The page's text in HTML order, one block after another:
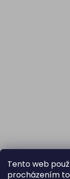
Tento web
procházením